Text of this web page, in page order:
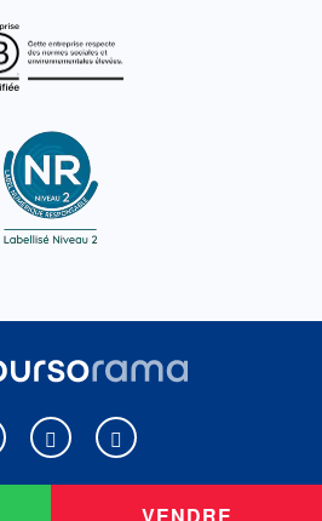
VENDRE
Boursorama sur Facebook
Boursorama sur XBoursorama sur